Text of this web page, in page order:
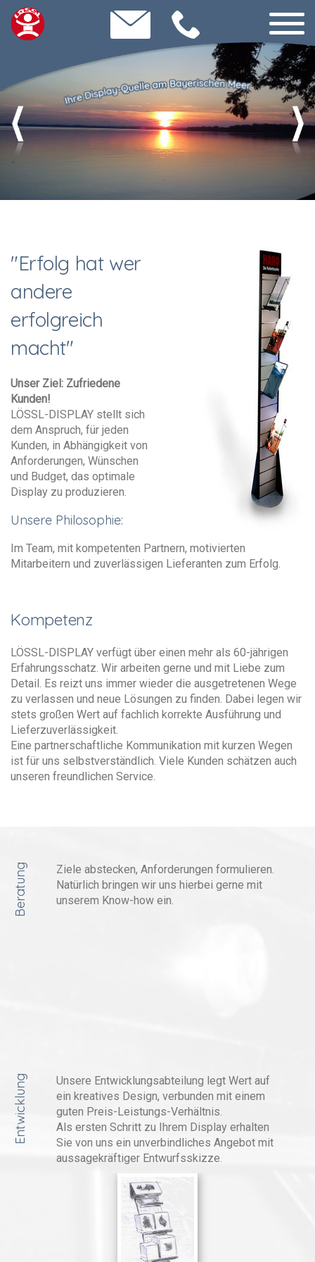
"Erfolg hat wer
andere
erfolgreich
macht"
Unser Ziel: Zufriedene
Kunden!
LÖSSL-DISPLAY stellt sich
dem Anspruch, für jeden
Kunden, in Abhängigkeit von
Anforderungen, Wünschen
und Budget, das optimale
Display zu produzieren.
Unsere Philosophie:
Im Team, mit kompetenten Partnern, motivierten
Mitarbeitern und zuverlässigen Lieferanten zum Erfolg.
Kompetenz
LÖSSL-DISPLAY verfügt über einen mehr als 60-jährigen
Erfahrungsschatz. Wir arbeiten gerne und mit Liebe zum
Detail. Es reizt uns immer wieder die ausgetretenen Wege
zu verlassen und neue Lösungen zu finden. Dabei legen wir
stets großen Wert auf fachlich korrekte Ausführung und
Lieferzuverlässigkeit.
Eine partnerschaftliche Kommunikation mit kurzen Wegen
ist für uns selbstverständlich. Viele Kunden schätzen auch
unseren freundlichen Service.
Beratung
Ziele abstecken, Anforderungen formulieren.
Natürlich bringen wir uns hierbei gerne mit
unserem Know-how ein.
Entwicklung
Unsere Entwicklungsabteilung legt Wert auf
ein kreatives Design, verbunden mit einem
guten Preis-Leistungs-Verhältnis.
Als ersten Schritt zu Ihrem Display erhalten
Sie von uns ein unverbindliches Angebot mit
aussagekräftiger Entwurfsskizze.